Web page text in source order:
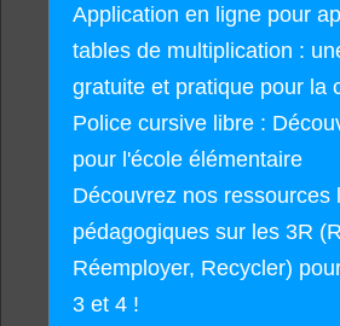
Application en ligne pour
tables de multiplication :
gratuite et pratique pour la
Police cursive libre :
pour l'école élémentaire
Découvrez nos ressources
pédagogiques sur les 3R
Réemployer, Recycler)
3 et 4 !